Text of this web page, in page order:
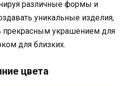
различные формы и
уникальные изделия,
прекрасным украшением для
для близких.
цвета